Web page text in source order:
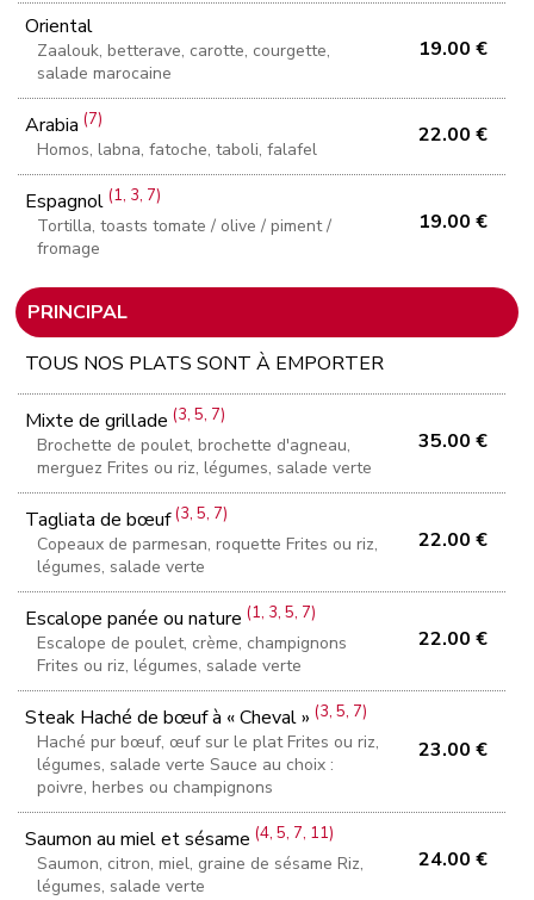
Oriental
Zaalouk, betterave, carotte, courgette,
salade marocaine
19.00 €
Arabia(7)
Homos, labna, fatoche, taboli, falafel
22.00 €
Espagnol(1, 3, 7)
Tortilla, toasts tomate / olive / piment /
fromage
19.00 €
PRINCIPAL
TOUS NOS PLATS SONT À EMPORTER
Mixte de grillade(3, 5, 7)
Brochette de poulet, brochette d'agneau,
merguez Frites ou riz, légumes, salade verte
35.00 €
Tagliata de bœuf(3, 5, 7)
Copeaux de parmesan, roquette Frites ou riz,
légumes, salade verte
22.00 €
Escalope panée ou nature(1, 3, 5, 7)
Escalope de poulet, crème, champignons
Frites ou riz, légumes, salade verte
22.00 €
Steak Haché de bœuf à « Cheval »(3, 5, 7)
Haché pur bœuf, œuf sur le plat Frites ou riz,
légumes, salade verte Sauce au choix :
poivre, herbes ou champignons
23.00 €
Saumon au miel et sésame(4, 5, 7, 11)
Saumon, citron, miel, graine de sésame Riz,
légumes, salade verte
24.00 €